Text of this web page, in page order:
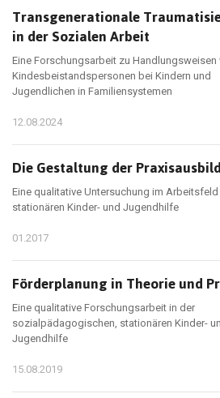
Transgenerationale
in der Sozialen Arbeit
Eine Forschungsarbeit zu Handlungsweisen
Kindesbeistandspersonen bei Kindern und
Jugendlichen in Familiensystemen
12.08.2024
Die Gestaltung der
Eine qualitative Untersuchung im
stationären Kinder- und Jugendhilfe
01.2017
Förderplanung in Theorie und
Eine qualitative Forschungsarbeit in der
sozialpädagogischen, stationären Kinder-
Jugendhilfe
15.08.2019